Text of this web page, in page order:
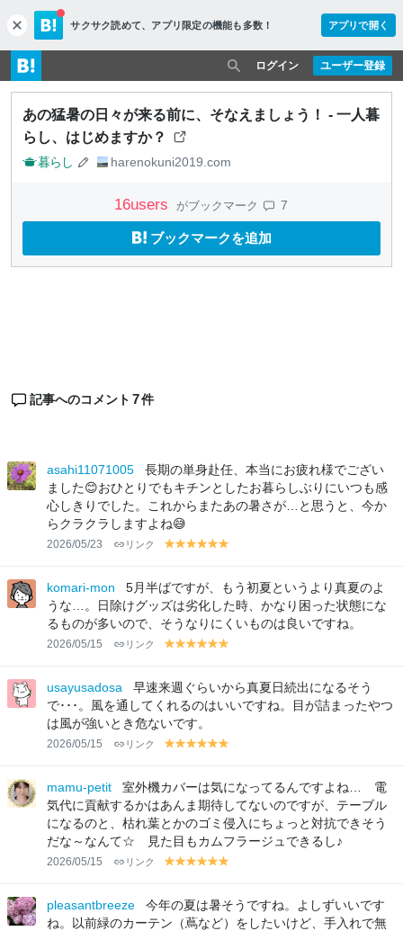
c
l
o
s
e
サクサク読めて、 アプリ限定の機能も多数！ アプリで開く
ユーザー登録
ログイン
あの猛暑の日々が来る前に、そなえましょう！ - 一人暮
らし、はじめますか？
暮らし harenokuni2019.com
16users がブックマーク 7
ブックマークを追加
記事へのコメント 7件
asahi11071005
長期の単身赴任、本当にお疲れ様でござい
ました😊おひとりでもキチンとしたお暮らしぶりにいつも感
心しきりでした。これからまたあの暑さが…と思うと、今か
らクラクラしますよね😅
2026/05/23 リンク
y
lo
w
y
lo
w
y
lo
w
y
lo
w
y
lo
w
lo
w
komari-mon
5月半ばですが、もう初夏というより真夏のよ
うな…。日除けグッズは劣化した時、かなり困った状態にな
るものが多いので、そうなりにくいものは良いですね。
2026/05/15 リンク
y
lo
w
y
lo
w
y
lo
w
y
lo
w
y
lo
w
lo
w
usayusadosa
早速来週ぐらいから真夏日続出になるそう
で･･･。風を通してくれるのはいいですね。目が詰まったやつ
は風が強いとき危ないです。
2026/05/15 リンク
y
lo
w
y
lo
w
y
w
y
lo
w
y
lo
w
lo
w
mamu-petit
室外機カバーは気になってるんですよね… 電
気代に貢献するかはあんま期待してないのですが、テーブル
になるのと、枯れ葉とかのゴミ侵入にちょっと対抗できそう
だな～なんて☆ 見た目もカムフラージュできるし♪
2026/05/15 リンク
y
lo
w
y
lo
w
y
lo
w
y
lo
w
y
lo
w
lo
w
pleasantbreeze
今年の夏は暑そうですね。よしずいいです
ね。以前緑のカーテン（蔦など）をしたいけど、手入れで無